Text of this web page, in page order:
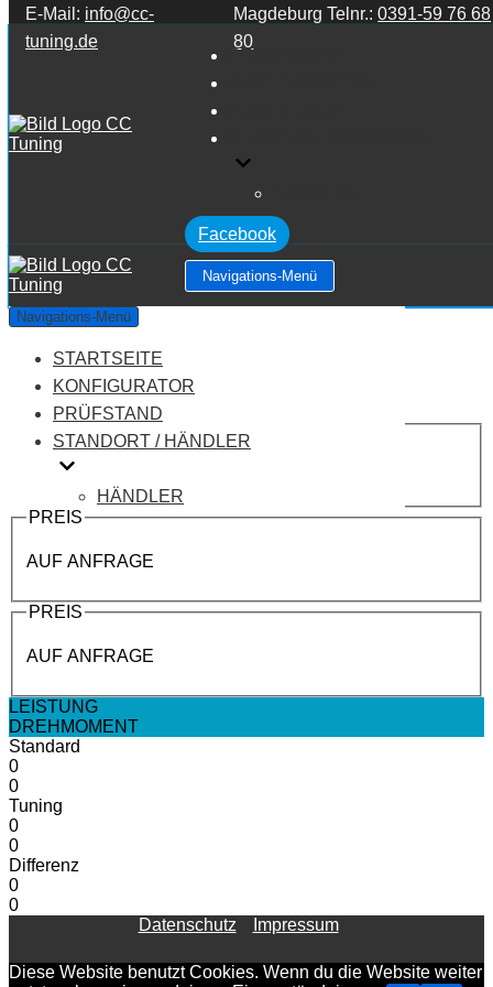
Zum Inhalt springen
E-Mail: info@cc-
tuning.de
Magdeburg Telnr.:0391-59 76 68
80
STARTSEITE
Facebook
Navigations-Menü
Navigations-Menü
STARTSEITE
KONFIGURATOR
PRÜFSTAND
STANDORT / HÄNDLER
HÄNDLER
Lancia Phedra 2.0 16V MJET
Leistung:136 PS
Drehmoment: 320 NM
Motortyp:Diesel
PREIS
AUF ANFRAGE
PREIS
AUF ANFRAGE
PREIS
AUF ANFRAGE
LEISTUNG
DREHMOMENT
Standard
0
0
Tuning
0
0
Differenz
0
0
Datenschutz
Impressum
Diese Website benutzt Cookies. Wenn du die Website weiter